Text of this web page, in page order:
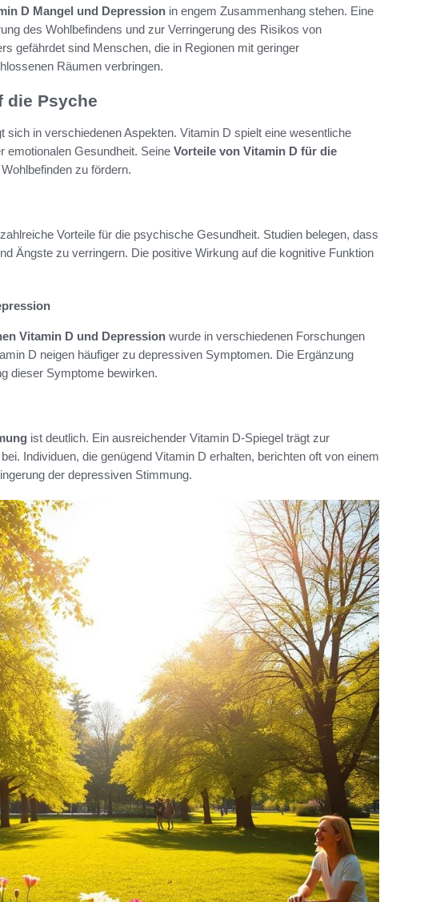
D Mangel und Depression in engem Zusammenhang stehen. Eine
des Wohlbefindens und zur Verringerung des Risikos von
gefährdet sind Menschen, die in Regionen mit geringer
Räumen verbringen.
die Psyche
in verschiedenen Aspekten. Vitamin D spielt eine wesentliche
emotionalen Gesundheit. Seine Vorteile von Vitamin D für die
zu fördern.
Vorteile für die psychische Gesundheit. Studien belegen, dass
Ängste zu verringern. Die positive Wirkung auf die kognitive Funktion
Vitamin D und Depression wurde in verschiedenen Forschungen
D neigen häufiger zu depressiven Symptomen. Die Ergänzung
dieser Symptome bewirken.
ist deutlich. Ein ausreichender Vitamin D-Spiegel trägt zur
Individuen, die genügend Vitamin D erhalten, berichten oft von einem
der depressiven Stimmung.